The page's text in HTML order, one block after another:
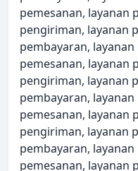
pemesanan, layanan
pengiriman, layanan
pembayaran,
pemesanan, layanan
pengiriman, layanan
pembayaran,
pemesanan, layanan
pengiriman, layanan
pembayaran,
pemesanan, layanan